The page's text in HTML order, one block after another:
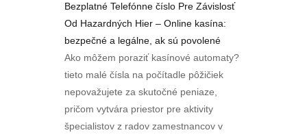
Bezplatné Telefónne číslo Pre Závislosť
Od Hazardných Hier – Online kasína:
bezpečné a legálne, ak sú povolené
Ako môžem poraziť kasínové automaty?
tieto malé čísla na počítadle pôžičiek
nepovažujete za skutočné peniaze,
pričom vytvára priestor pre aktivity
špecialistov z radov zamestnancov v